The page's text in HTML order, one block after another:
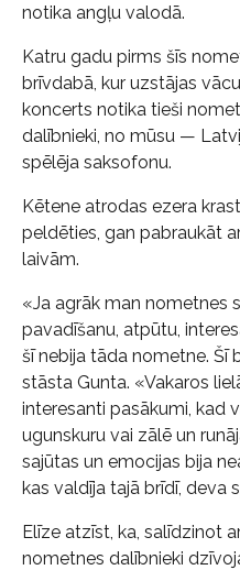
notika angļu valodā.
Katru gadu pirms šīs
brīvdabā, kur uzstājas
koncerts notika tieši
dalībnieki, no mūsu —
spēlēja saksofonu.
Kētene atrodas ezera
peldēties, gan pabraukāt
laivām.
«Ja agrāk man nometnes
pavadīšanu, atpūtu,
šī nebija tāda nometne. Šī
stāsta Gunta. «Vakaros
interesanti pasākumi, kad
ugunskuru vai zālē un
sajūtas un emocijas bija
kas valdīja tajā brīdī, deva
Elīze atzīst, ka, salīdzinot
nometnes dalībnieki